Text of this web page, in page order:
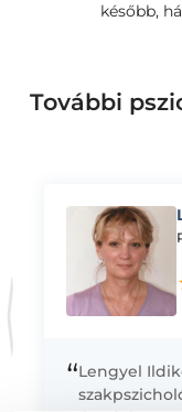
később,
További
“Lengyel